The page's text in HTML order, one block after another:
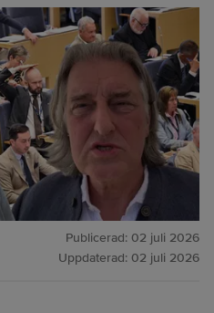
Publicerad: 02 juli 2026
Uppdaterad: 02 juli 2026